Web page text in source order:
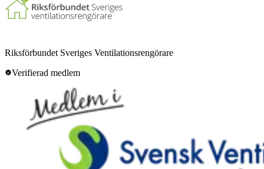
Riksförbundet Sveriges Ventilationsrengörare
Verifierad medlem